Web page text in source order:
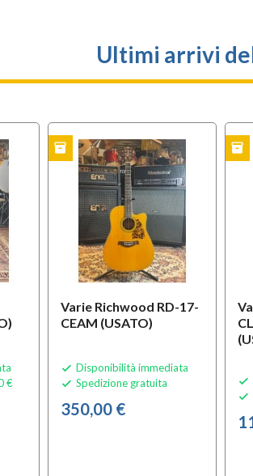
Ultimi arrivi
€
Varie Richwood RD-17-
CEAM (USATO)
 Disponibilità immediata
 Spedizione gratuita
350,00 €
USATO inventory


inventory